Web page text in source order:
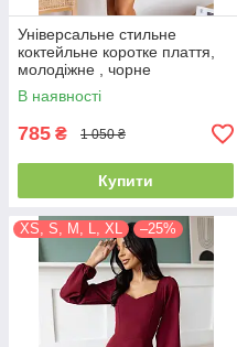
Універсальне стильне
коктейльне коротке плаття,
молодіжне , чорне
В наявності
785 ₴ 1 050 ₴
Купити
XS, S, M, L, XL –25%